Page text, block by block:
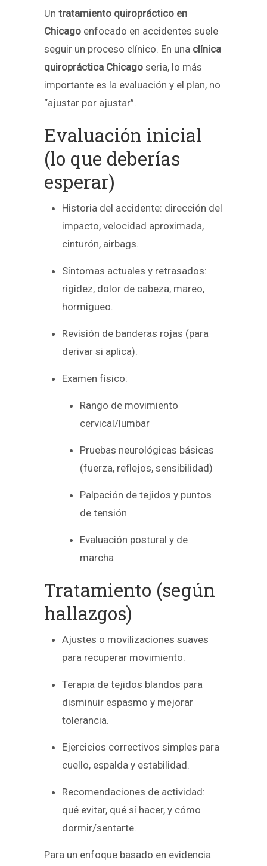
Un tratamiento quiropráctico en
Chicago enfocado en accidentes suele
seguir un proceso clínico. En una clínica
quiropráctica Chicago seria, lo más
importante es la evaluación y el plan, no
“ajustar por ajustar”.
Evaluación inicial
(lo que deberías
esperar)
Historia del accidente: dirección del
impacto, velocidad aproximada,
cinturón, airbags.
Síntomas actuales y retrasados:
rigidez, dolor de cabeza, mareo,
hormigueo.
Revisión de banderas rojas (para
derivar si aplica).
Examen físico:
Rango de movimiento
cervical/lumbar
Pruebas neurológicas básicas
(fuerza, reflejos, sensibilidad)
Palpación de tejidos y puntos
de tensión
Evaluación postural y de
marcha
Tratamiento (según
hallazgos)
Ajustes o movilizaciones suaves
para recuperar movimiento.
Terapia de tejidos blandos para
disminuir espasmo y mejorar
tolerancia.
Ejercicios correctivos simples para
cuello, espalda y estabilidad.
Recomendaciones de actividad:
qué evitar, qué sí hacer, y cómo
dormir/sentarte.
Para un enfoque basado en evidencia